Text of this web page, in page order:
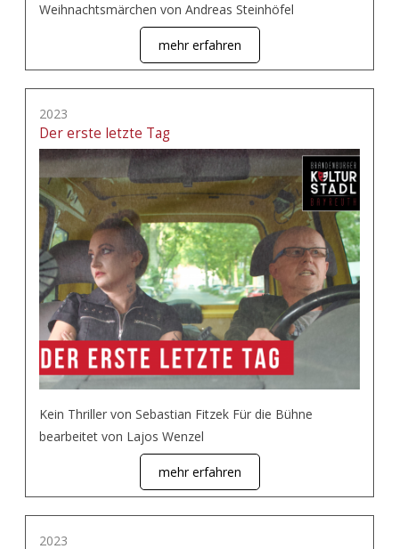
Weihnachtsmärchen von Andreas Steinhöfel
mehr erfahren
2023
Der erste letzte Tag
Kein Thriller von Sebastian Fitzek Für die Bühne
bearbeitet von Lajos Wenzel
mehr erfahren
2023